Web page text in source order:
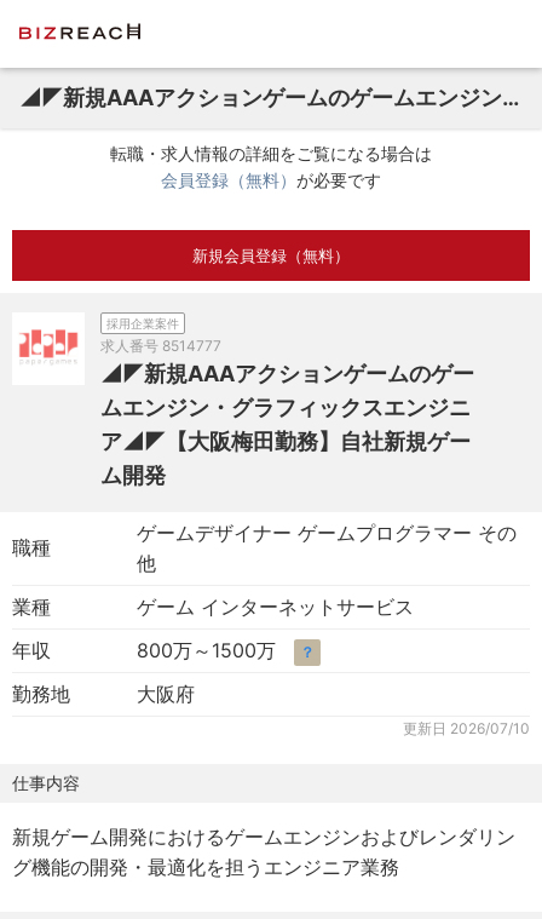
◢◤新規AAAアクションゲームのゲームエンジン・グラフィックスエンジニア◢◤【大阪梅田勤務】自社新規ゲーム開発
転職・求人情報の詳細をご覧になる場合は
会員登録（無料） が必要です
新規会員登録（無料）
採用企業案件
求人番号 8514777
◢◤新規AAAアクションゲームのゲー
ムエンジン・グラフィックスエンジニ
ア◢◤【大阪梅田勤務】自社新規ゲー
ム開発
職種
ゲームデザイナー ゲームプログラマー その
他
業種
ゲーム インターネットサービス
年収
800万～1500万 ？
勤務地 大阪府
更新日 2026/07/10
仕事内容
新規ゲーム開発におけるゲームエンジンおよびレンダリン
グ機能の開発・最適化を担うエンジニア業務